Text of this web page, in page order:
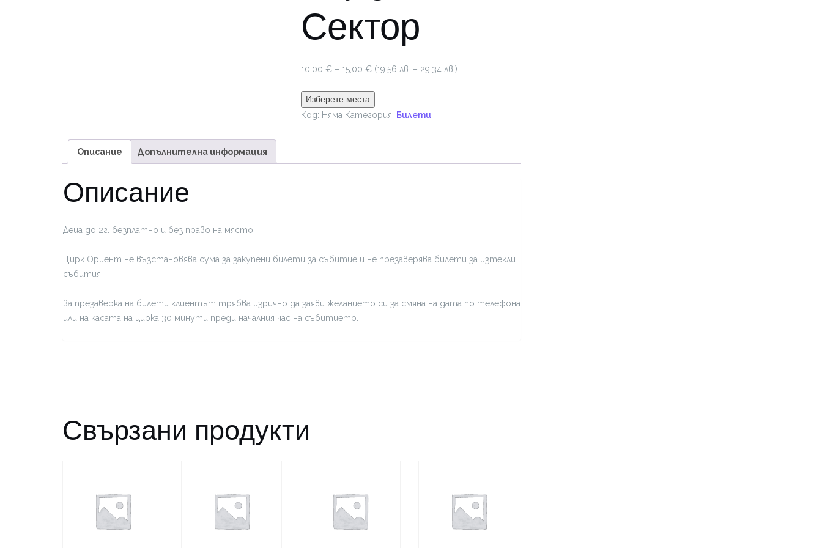
Сектор
10,00 € – 15,00 €Price
through
(19.56 лв. – 29.34 лв.)
Изберете места
Код: Няма Категория: Билети
Описание Допълнителна информация
Описание
Деца до 2г. безплатно и без право на място!
Цирк Ориент не възстановява сума за закупени билети за събитие и не презаверява билети за изтекли
събития.
За презаверка на билети клиентът трябва изрично да заяви желанието си за смяна на дата по телефона
или на касата на цирка 30 минути преди началния час на събитието.
Свързани продукти